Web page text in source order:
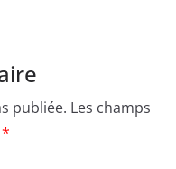
publiée. Les champs
*